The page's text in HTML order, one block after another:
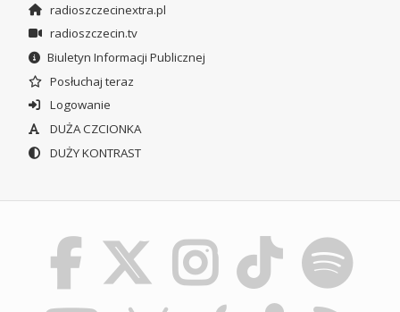
radioszczecinextra.pl
radioszczecin.tv
Biuletyn Informacji Publicznej
Posłuchaj teraz
Logowanie
DUŻA CZCIONKA
DUŻY KONTRAST